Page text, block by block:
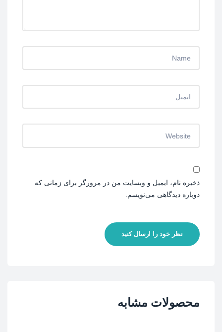
ذخیره نام، ایمیل و وبسایت من در مرورگر برای زمانی که
دوباره دیدگاهی می‌نویسم.
نظر خود را ارسال کنید
محصولات مشابه